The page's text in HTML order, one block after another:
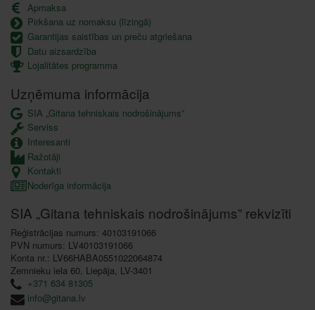
Apmaksa
Pirkšana uz nomaksu (līzingā)
Garantijas saistības un preču atgriešana
Datu aizsardzība
Lojalitātes programma
Uzņēmuma informācija
SIA „Gitana tehniskais nodrošinājums”
Serviss
Interesanti
Ražotāji
Kontakti
Noderīga informācija
SIA „Gitana tehniskais nodrošinājums” rekvizīti
Reģistrācijas numurs: 40103191066
PVN numurs: LV40103191066
Konta nr.: LV66HABA0551022064874
Zemnieku iela 60, Liepāja, LV-3401
+371 634 81305
info@gitana.lv